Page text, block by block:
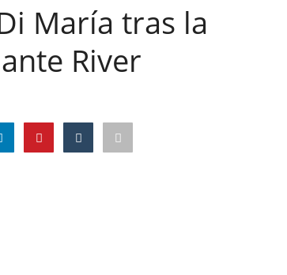
María tras la
River